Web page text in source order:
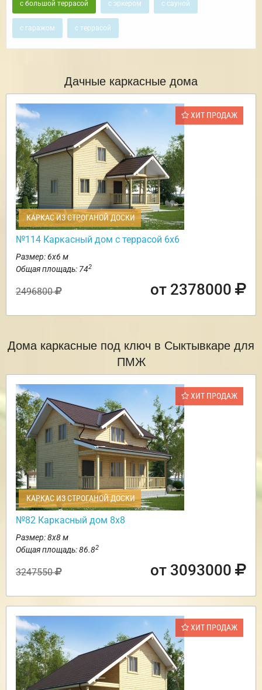
с большой террасой с эркером с сауной
с гаражом с террасой
Дачные каркасные дома
ХИТ ПРОДАЖ
КАРКАС ИЗ СТРОГАНОЙ ДОСКИ
№114 Каркасный дом с террасой 6х6
Размер: 6х6 м
Общая площадь: 742
2496800 от 2378000
Дома каркасные под ключ в Сыктывкаре для
ПМЖ
ХИТ ПРОДАЖ
КАРКАС ИЗ СТРОГАНОЙ ДОСКИ
№82 Каркасный дом 8х8
Размер: 8х8 м
Общая площадь: 86.82
3247550 от 3093000
ХИТ ПРОДАЖ